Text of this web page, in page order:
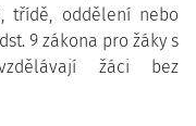
třídě, oddělení nebo
9 zákona pro žáky s
žáci bez